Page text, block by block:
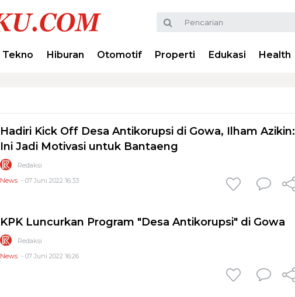
Tekno Hiburan Otomotif Properti Edukasi Health
Hadiri Kick Off Desa Antikorupsi di Gowa, Ilham Azikin:
Ini Jadi Motivasi untuk Bantaeng
Redaksi
News - 07 Juni 2022 16:33
KPK Luncurkan Program "Desa Antikorupsi" di Gowa
Redaksi
News - 07 Juni 2022 16:26